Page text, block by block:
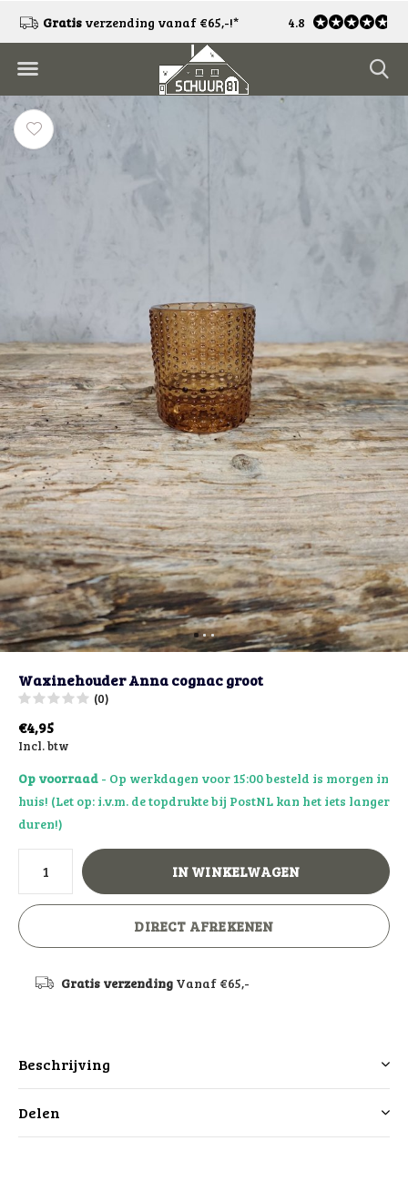
Gratis verzending vanaf €65,-!* Gratisretourneren*
4.8
Waxinehouder Anna cognac groot
(0)
€4,95
Incl. btw
Op voorraad - Op werkdagen voor 15:00 besteld is morgen in
huis! (Let op: i.v.m. de topdrukte bij PostNL kan het iets langer
duren!)
IN WINKELWAGEN
DIRECT AFREKENEN
Gratis verzendingVanaf €65,-
Beschrijving
Delen